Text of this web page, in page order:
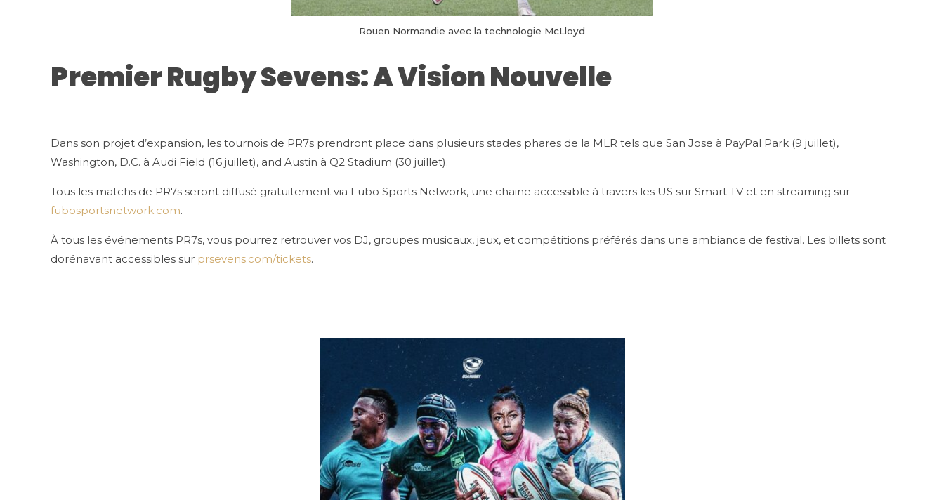
Rouen Normandie avec la technologie McLloyd
Premier Rugby Sevens: A Vision Nouvelle
Dans son projet d’expansion, les tournois de PR7s prendront place dans plusieurs stades phares de la MLR tels que San Jose à PayPal Park (9 juillet),
Washington, D.C. à Audi Field (16 juillet), and Austin à Q2 Stadium (30 juillet).
Tous les matchs de PR7s seront diffusé gratuitement via Fubo Sports Network, une chaine accessible à travers les US sur Smart TV et en streaming sur
fubosportsnetwork.com.
À tous les événements PR7s, vous pourrez retrouver vos DJ, groupes musicaux, jeux, et compétitions préférés dans une ambiance de festival. Les billets sont
dorénavant accessibles sur prsevens.com/tickets.